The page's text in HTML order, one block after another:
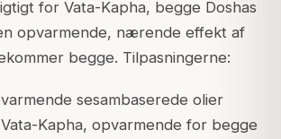
for Vata-Kapha, begge Doshas
opvarmende, nærende effekt af
begge. Tilpasningerne:
sesambaserede olier
Kapha, opvarmende for begge